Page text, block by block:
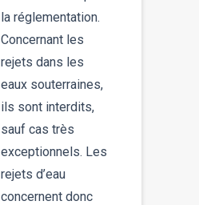
la réglementation.
Concernant les
rejets dans les
eaux souterraines,
ils sont interdits,
sauf cas très
exceptionnels. Les
rejets d’eau
concernent donc